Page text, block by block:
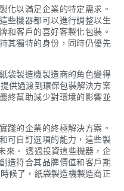
化以滿足企業的特定需求。
些機器都可以進行調整以生
和客戶的喜好客製化包裝。
其獨特的身份，同時仍優先
袋製造機製造商的角色變得
供過渡到環保包裝解決方案
終幫助減少對環境的影響並
踐的企業的終極解決方案。
可自訂選項的能力，這些製
來。 透過投資這些機器，企
造符合其品牌價值和客戶期
候了，紙袋製造機製造商正